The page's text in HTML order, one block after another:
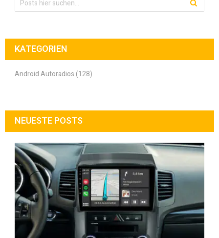
KATEGORIEN
Android Autoradios (128)
NEUESTE POSTS